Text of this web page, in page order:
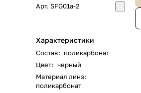
Арт. SFG01a-2
Характеристики
Состав: поликарбонат
Цвет: черный
Материал линз:
поликарбонат